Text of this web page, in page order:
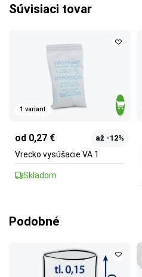
Súvisiaci tovar
1 variant
od 0,27 € až -12%
Vrecko vysúšacie VA 1
Skladom
Podobné